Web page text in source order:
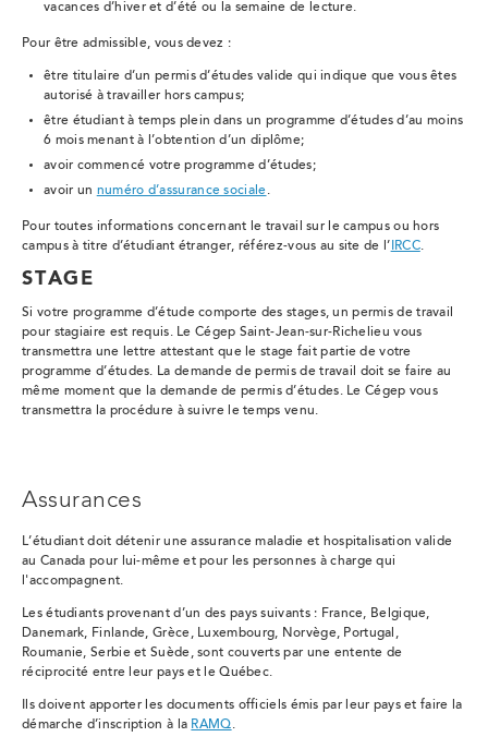
vacances d’hiver et d’été ou la semaine de lecture.
Pour être admissible, vous devez :
être titulaire d’un permis d’études valide qui indique que vous êtes
autorisé à travailler hors campus;
être étudiant à temps plein dans un programme d’études d’au moins
6 mois menant à l’obtention d’un diplôme;
avoir commencé votre programme d’études;
avoir un numéro d’assurance sociale.
Pour toutes informations concernant le travail sur le campus ou hors
campus à titre d’étudiant étranger, référez-vous au site de l’ IRCC.
STAGE
Si votre programme d’étude comporte des stages, un permis de travail
pour stagiaire est requis. Le Cégep Saint-Jean-sur-Richelieu vous
transmettra une lettre attestant que le stage fait partie de votre
programme d’études. La demande de permis de travail doit se faire au
même moment que la demande de permis d’études. Le Cégep vous
transmettra la procédure à suivre le temps venu.
Assurances
L’étudiant doit détenir une assurance maladie et hospitalisation valide
au Canada pour lui-même et pour les personnes à charge qui
l'accompagnent.
Les étudiants provenant d’un des pays suivants : France, Belgique,
Danemark, Finlande, Grèce, Luxembourg, Norvège, Portugal,
Roumanie, Serbie et Suède, sont couverts par une entente de
réciprocité entre leur pays et le Québec.
Ils doivent apporter les documents officiels émis par leur pays et faire la
démarche d’inscription à la RAMQ.